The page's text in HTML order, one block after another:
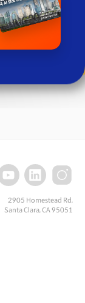
2905 Homestead Rd,
Santa Clara, CA 95051